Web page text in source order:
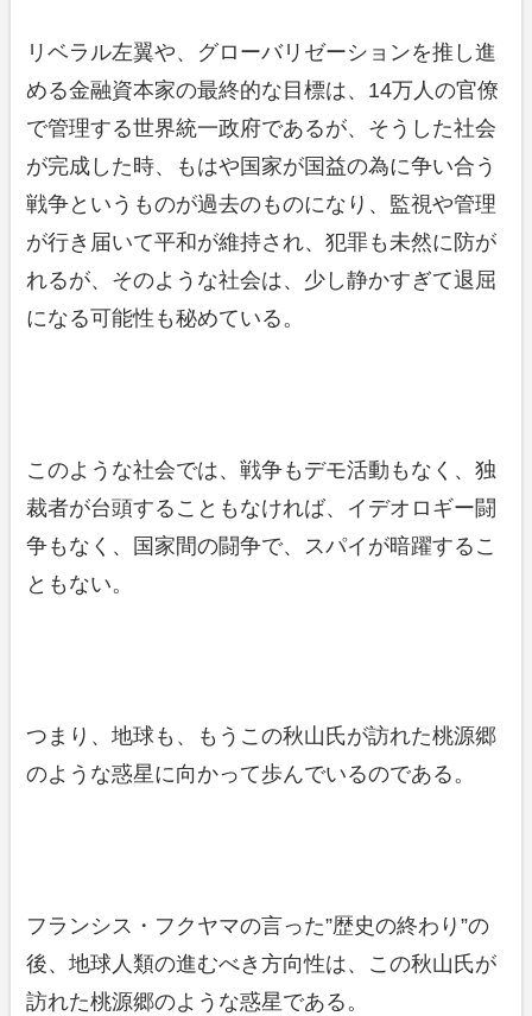
リベラル左翼や、グローバリゼーションを推し進
める金融資本家の最終的な目標は、14万人の官僚
で管理する世界統一政府であるが、そうした社会
が完成した時、もはや国家が国益の為に争い合う
戦争というものが過去のものになり、監視や管理
が行き届いて平和が維持され、犯罪も未然に防が
れるが、そのような社会は、少し静かすぎて退屈
になる可能性も秘めている。
このような社会では、戦争もデモ活動もなく、独
裁者が台頭することもなければ、イデオロギー闘
争もなく、国家間の闘争で、スパイが暗躍するこ
ともない。
つまり、地球も、もうこの秋山氏が訪れた桃源郷
のような惑星に向かって歩んでいるのである。
フランシス・フクヤマの言った”歴史の終わり”の
後、地球人類の進むべき方向性は、この秋山氏が
訪れた桃源郷のような惑星である。